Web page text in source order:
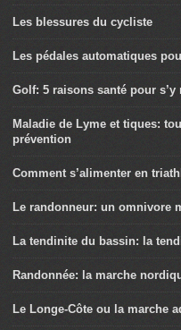
Les blessures du cycliste
Les pédales automatiques
Golf: 5 raisons santé pour s’y
Maladie de Lyme et tiques:
prévention
Comment s’alimenter en
Le randonneur: un omnivore
La tendinite du bassin: la
Randonnée: la marche
Le Longe-Côte ou la marche